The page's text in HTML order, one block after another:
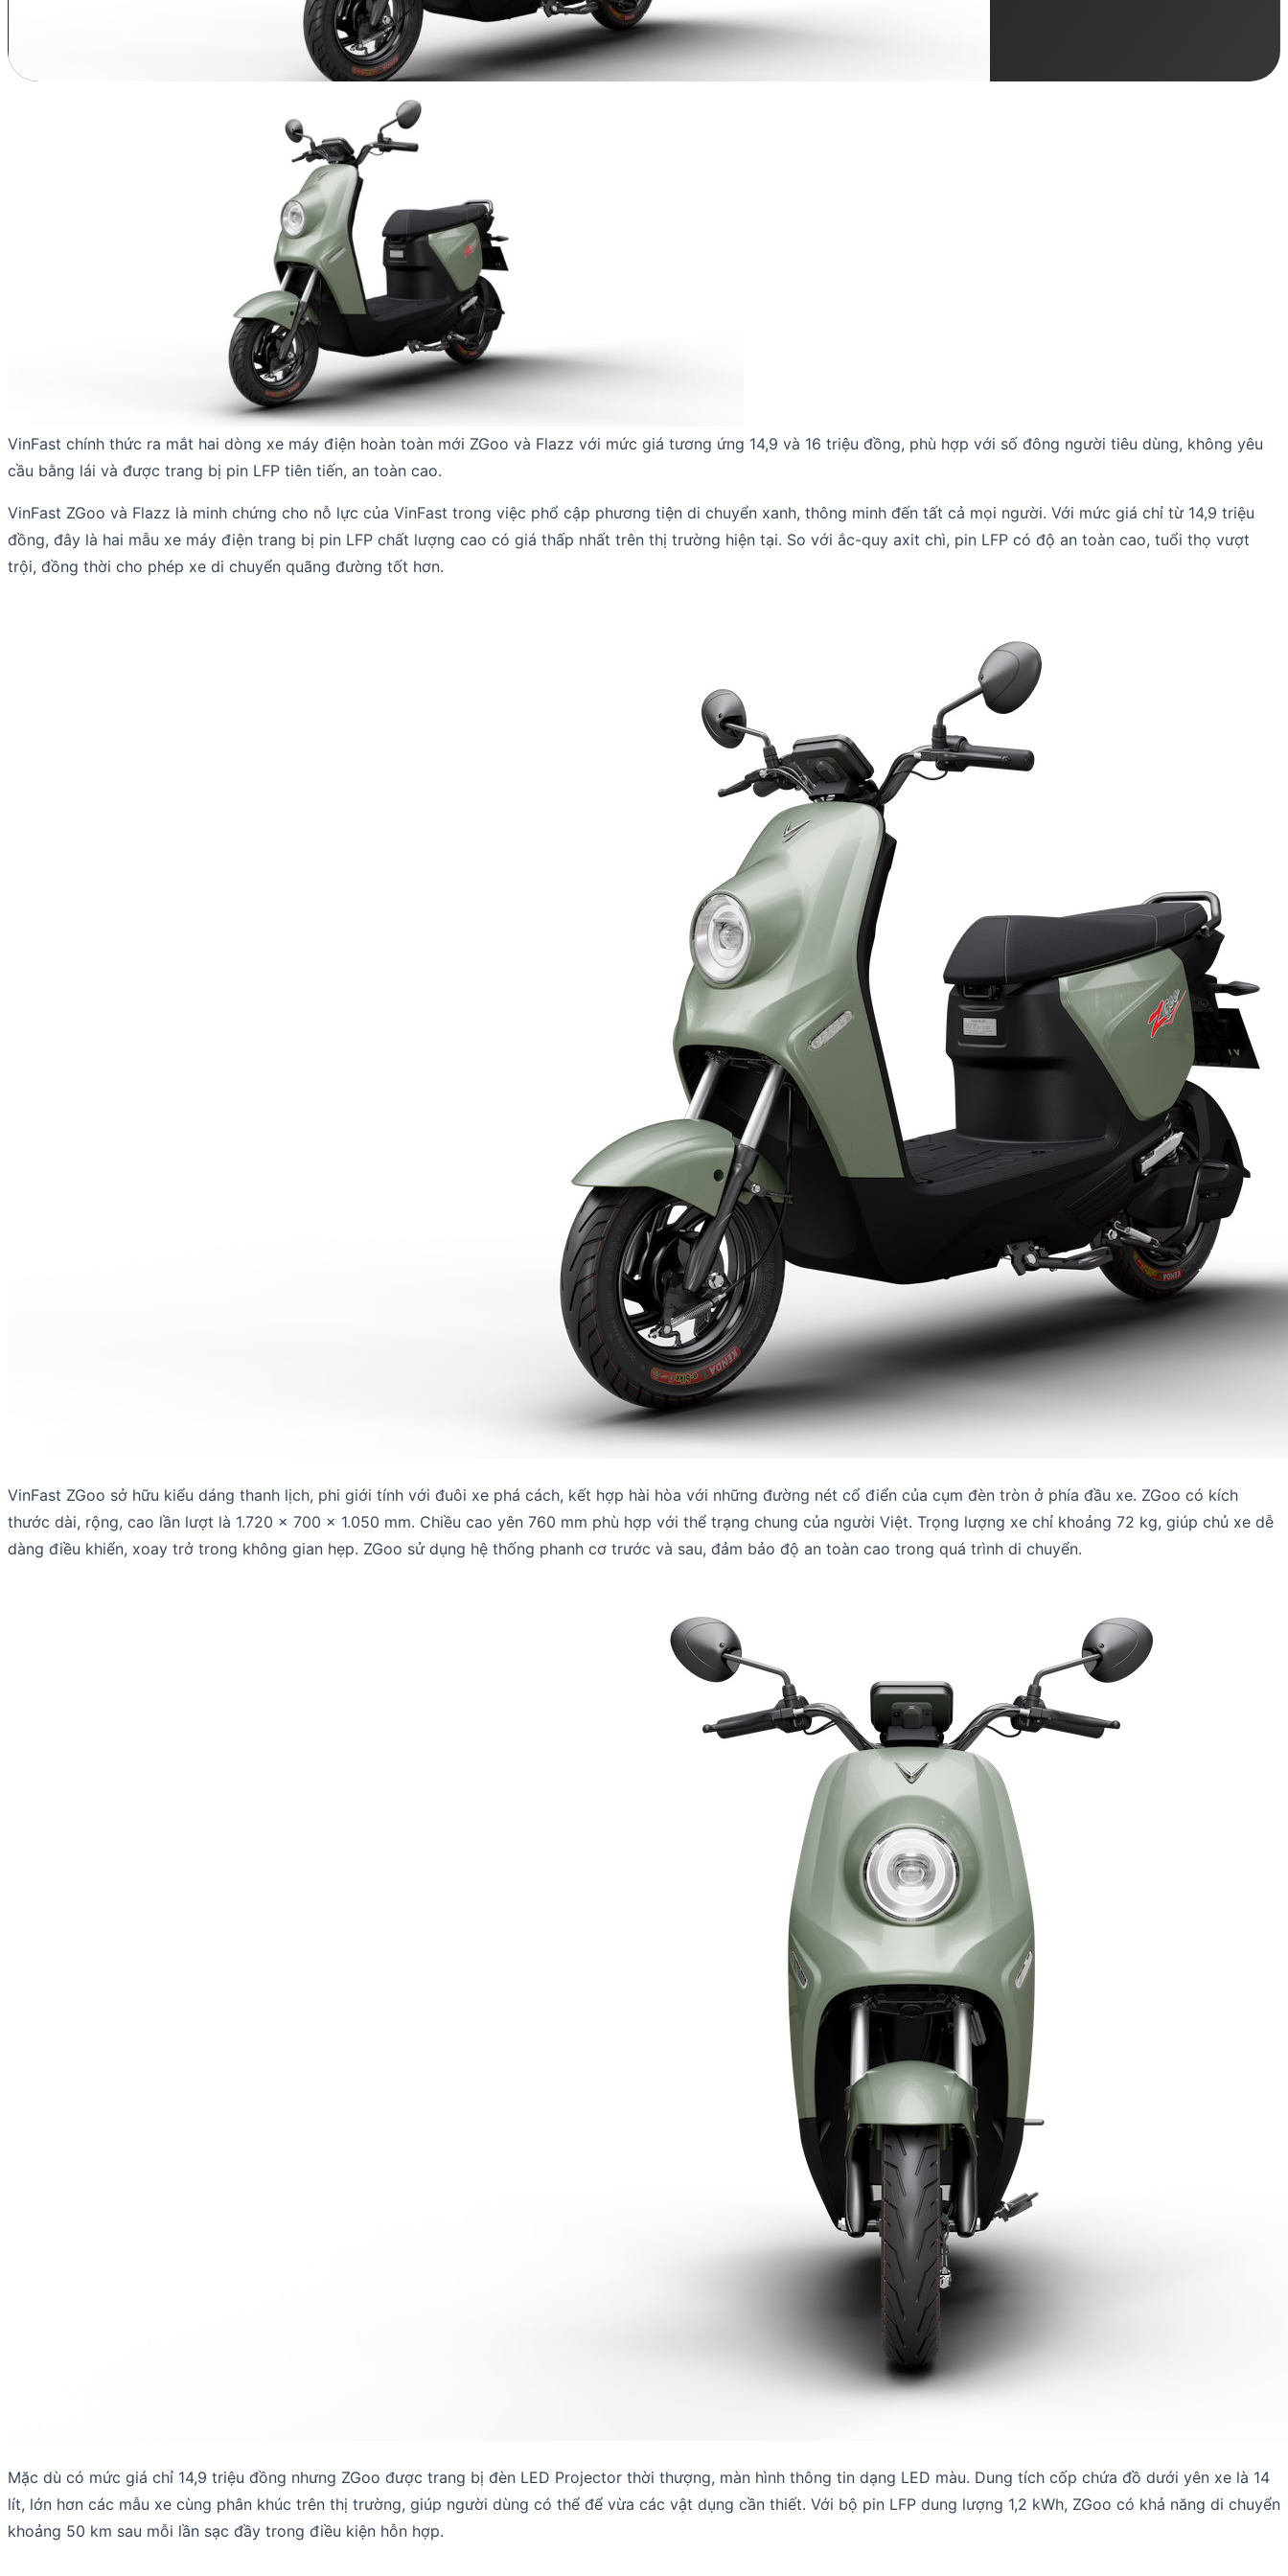
VinFast chính thức ra mắt hai dòng xe máy điện hoàn toàn mới ZGoo và Flazz với mức giá tương ứng 14,9 và 16 triệu đồng, phù hợp với số đông người tiêu dùng, không yêu
cầu bằng lái và được trang bị pin LFP tiên tiến, an toàn cao.
VinFast ZGoo và Flazz là minh chứng cho nỗ lực của VinFast trong việc phổ cập phương tiện di chuyển xanh, thông minh đến tất cả mọi người. Với mức giá chỉ từ 14,9 triệu
đồng, đây là hai mẫu xe máy điện trang bị pin LFP chất lượng cao có giá thấp nhất trên thị trường hiện tại. So với ắc-quy axit chì, pin LFP có độ an toàn cao, tuổi thọ vượt
trội, đồng thời cho phép xe di chuyển quãng đường tốt hơn.
VinFast ZGoo sở hữu kiểu dáng thanh lịch, phi giới tính với đuôi xe phá cách, kết hợp hài hòa với những đường nét cổ điển của cụm đèn tròn ở phía đầu xe. ZGoo có kích
thước dài, rộng, cao lần lượt là 1.720 x 700 x 1.050 mm. Chiều cao yên 760 mm phù hợp với thể trạng chung của người Việt. Trọng lượng xe chỉ khoảng 72 kg, giúp chủ xe dễ
dàng điều khiển, xoay trở trong không gian hẹp. ZGoo sử dụng hệ thống phanh cơ trước và sau, đảm bảo độ an toàn cao trong quá trình di chuyển.
Mặc dù có mức giá chỉ 14,9 triệu đồng nhưng ZGoo được trang bị đèn LED Projector thời thượng, màn hình thông tin dạng LED màu. Dung tích cốp chứa đồ dưới yên xe là 14
lít, lớn hơn các mẫu xe cùng phân khúc trên thị trường, giúp người dùng có thể để vừa các vật dụng cần thiết. Với bộ pin LFP dung lượng 1,2 kWh, ZGoo có khả năng di chuyển
khoảng 50 km sau mỗi lần sạc đầy trong điều kiện hỗn hợp.